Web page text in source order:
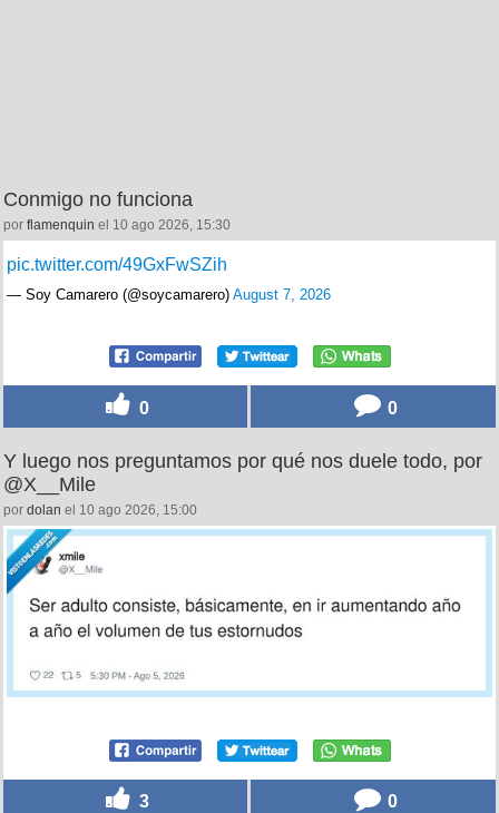
Conmigo no funciona
por flamenquin el 10 ago 2026, 15:30
pic.twitter.com/49GxFwSZih
— Soy Camarero (@soycamarero) August 7, 2026
0 0
Y luego nos preguntamos por qué nos duele todo, por
@X__Mile
por dolan el 10 ago 2026, 15:00
3 0